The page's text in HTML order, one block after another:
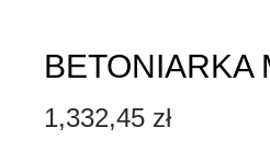
BETONIARKA
1,332,45 zł